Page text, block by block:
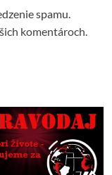
spamu.
komentároch.